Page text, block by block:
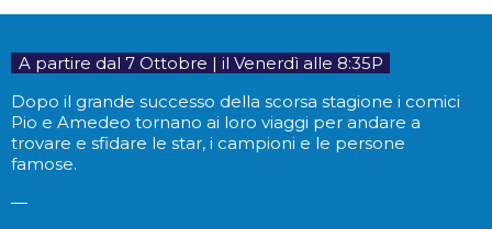
A partire dal 7 Ottobre | il Venerdì alle 8:35P
Dopo il grande successo della scorsa stagione i comici
Pio e Amedeo tornano ai loro viaggi per andare a
trovare e sfidare le star, i campioni e le persone
famose.
—